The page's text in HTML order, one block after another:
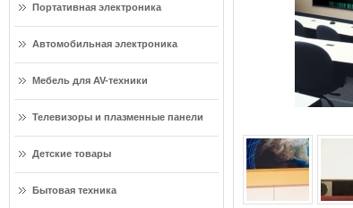
Портативная электроника
Автомобильная электроника
Мебель для AV-техники
Телевизоры и плазменные панели
Детские товары
Бытовая техника